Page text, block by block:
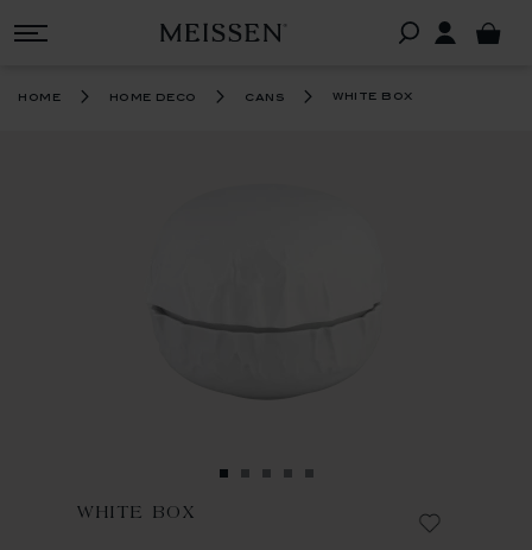
home home deco cans white box
WHITE BOX